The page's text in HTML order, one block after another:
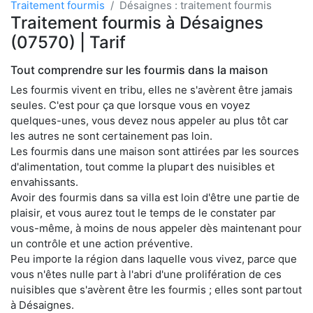
Traitement fourmis Désaignes : traitement fourmis
Traitement fourmis à Désaignes
(07570) | Tarif
Tout comprendre sur les fourmis dans la maison
Les fourmis vivent en tribu, elles ne s'avèrent être jamais
seules. C'est pour ça que lorsque vous en voyez
quelques-unes, vous devez nous appeler au plus tôt car
les autres ne sont certainement pas loin.
Les fourmis dans une maison sont attirées par les sources
d'alimentation, tout comme la plupart des nuisibles et
envahissants.
Avoir des fourmis dans sa villa est loin d'être une partie de
plaisir, et vous aurez tout le temps de le constater par
vous-même, à moins de nous appeler dès maintenant pour
un contrôle et une action préventive.
Peu importe la région dans laquelle vous vivez, parce que
vous n'êtes nulle part à l'abri d'une prolifération de ces
nuisibles que s'avèrent être les fourmis ; elles sont partout
à Désaignes.